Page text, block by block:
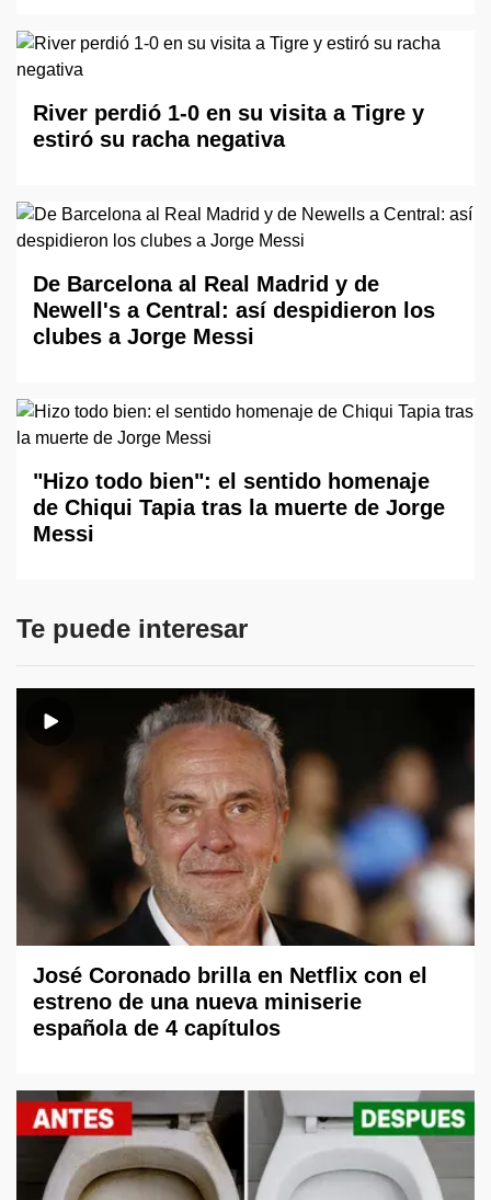
River perdió 1-0 en su visita a Tigre y
estiró su racha negativa
De Barcelona al Real Madrid y de
Newell's a Central: así despidieron los
clubes a Jorge Messi
"Hizo todo bien": el sentido homenaje
de Chiqui Tapia tras la muerte de Jorge
Messi
Te puede interesar
José Coronado brilla en Netflix con el
estreno de una nueva miniserie
española de 4 capítulos